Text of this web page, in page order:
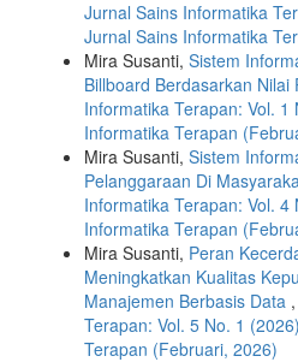
Jurnal Sains Informatika
Jurnal Sains Informatika
Mira Susanti, Sistem
Billboard Berdasarkan Nilai
Informatika Terapan: Vol.
Informatika Terapan
Mira Susanti, Sistem
Pelanggaraan Di
Informatika Terapan: Vol.
Informatika Terapan
Mira Susanti, Peran
Meningkatkan Kualitas
Manajemen Berbasis Data ,
Terapan: Vol. 5 No. 1
Terapan (Februari, 2026)